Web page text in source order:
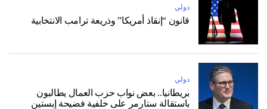
دولي
قانون “إنقاذ أمريكا” وذريعة ترامب الانتخابية
دولي
بريطانيا.. بعض نواب حزب العمال يطالبون
باستقالة ستارمر على خلفية فضيحة إبستين